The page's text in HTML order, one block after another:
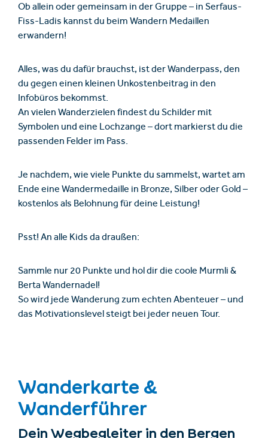
Ob allein oder gemeinsam in der Gruppe – in Serfaus-
Fiss-Ladis kannst du beim Wandern Medaillen
erwandern!
Alles, was du dafür brauchst, ist der Wanderpass, den
du gegen einen kleinen Unkostenbeitrag in den
Infobüros bekommst.
An vielen Wanderzielen findest du Schilder mit
Symbolen und eine Lochzange – dort markierst du die
passenden Felder im Pass.
Je nachdem, wie viele Punkte du sammelst, wartet am
Ende eine Wandermedaille in Bronze, Silber oder Gold –
kostenlos als Belohnung für deine Leistung!
Psst! An alle Kids da draußen:
Sammle nur 20 Punkte und hol dir die coole Murmli &
Berta Wandernadel!
So wird jede Wanderung zum echten Abenteuer – und
das Motivationslevel steigt bei jeder neuen Tour.
Wanderkarte &
Wanderführer
Dein Wegbegleiter in den Bergen